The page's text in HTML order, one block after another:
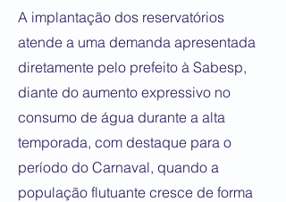
A implantação dos reservatórios
atende a uma demanda apresentada
diretamente pelo prefeito à Sabesp,
diante do aumento expressivo no
consumo de água durante a alta
temporada, com destaque para o
período do Carnaval, quando a
população flutuante cresce de forma